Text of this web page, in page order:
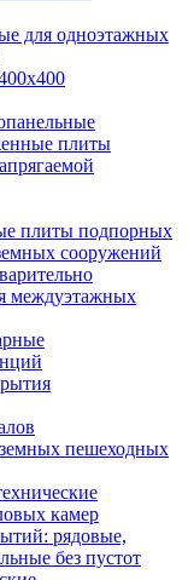
для одноэтажных
плиты
плиты подпорных
сооружений
междуэтажных
пешеходных
камер
рядовые,
без пустот